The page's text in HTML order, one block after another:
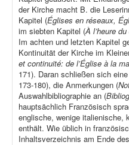
der Kirche macht B. die
Kapitel (Églises en réseaux,
im siebten Kapitel (À l’heure
Im achten und letzten Kapitel
Kontinuität der Kirche im
et continuité: de l’Église à la
171). Daran schließen sich
173-180), die Anmerkungen (
Auswahlbibliographie an (
hauptsächlich Französisch
englische, wenige italienische,
enthält. Wie üblich in
Inhaltsverzeichnis am Ende